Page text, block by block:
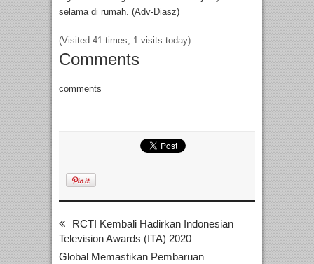
selama di rumah. (Adv-Diasz)
(Visited 41 times, 1 visits today)
Comments
comments
RCTI Kembali Hadirkan Indonesian
Television Awards (ITA) 2020
Global Memastikan Pembaruan